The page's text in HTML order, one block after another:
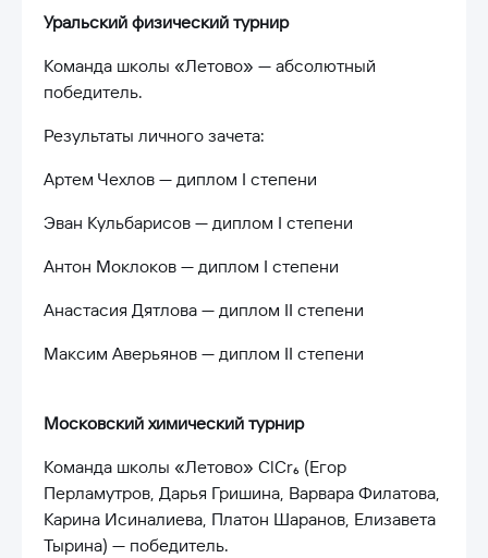
Уральский физический турнир
Команда школы «Летово» — абсолютный
победитель.
Результаты личного зачета:
Артем Чехлов — диплом I степени
Эван Кульбарисов — диплом I степени
Антон Моклоков — диплом I степени
Анастасия Дятлова — диплом II степени
Максим Аверьянов — диплом II степени
Московский химический турнир
Команда школы «Летово» ClCr₆ (Егор
Перламутров, Дарья Гришина, Варвара Филатова,
Карина Исиналиева, Платон Шаранов, Елизавета
Тырина) — победитель.